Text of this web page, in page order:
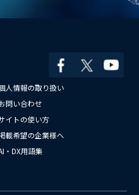
人情報の取り扱い
問い合わせ
イトの使い方
載希望の企業様へ
・DX用語集